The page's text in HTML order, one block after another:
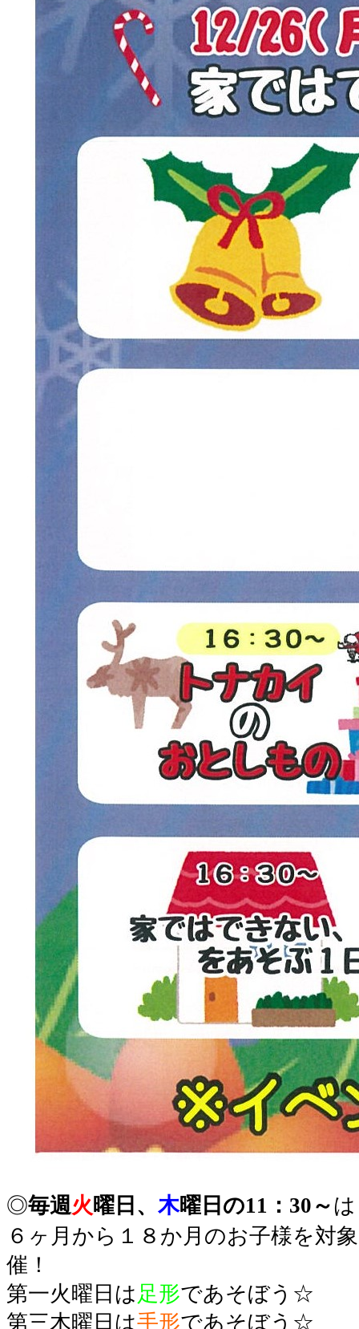
◎毎週火 曜日、 木曜日の11：30～ は
６ヶ月から１８か月のお子様を対
催！
第一火曜日は 足形であそぼう☆
第三木曜日は手形であそぼう☆